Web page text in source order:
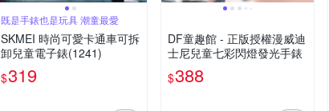
既是手錶也是玩具 潮童最愛
SKMEI 時尚可愛卡通車可拆
卸兒童電子錶(1241)
$319
DF童趣館 - 正版授權漫威迪
士尼兒童七彩閃燈發光手錶
$388